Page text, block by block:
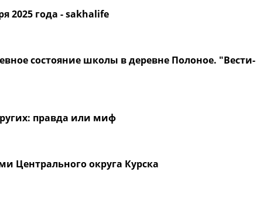
2025 года - sakhalife
состояние школы в деревне Полоное. "Вести-
правда или миф
Центрального округа Курска